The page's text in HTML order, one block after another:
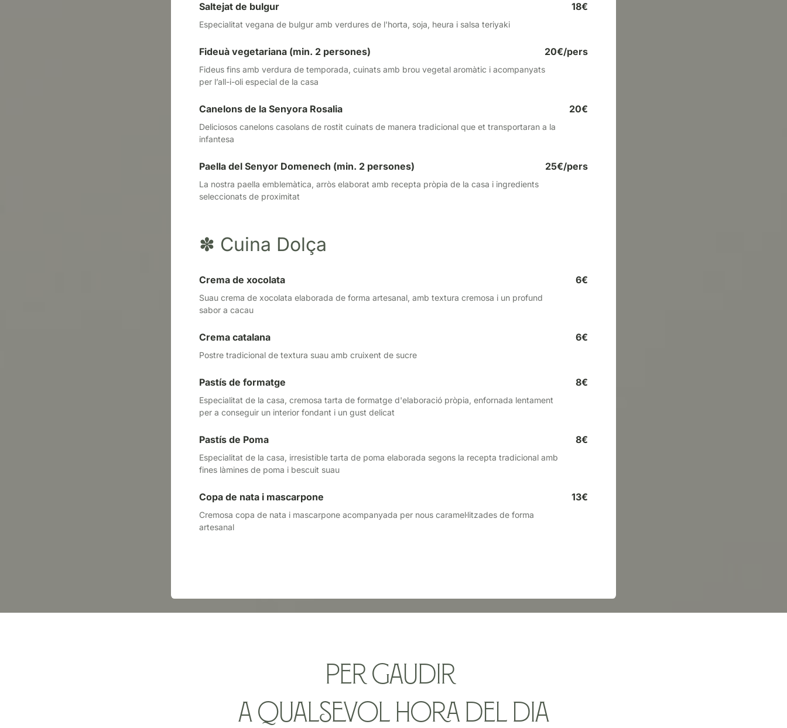
Saltejat de bulgur 18€
Especialitat vegana de bulgur amb verdures de l'horta, soja, heura i salsa teriyaki
Fideuà vegetariana (min. 2 persones) 20€/pers
Fideus fins amb verdura de temporada, cuinats amb brou vegetal aromàtic i acompanyats
per l’all-i-oli especial de la casa
Canelons de la Senyora Rosalia 20€
Deliciosos canelons casolans de rostit cuinats de manera tradicional que et transportaran a la
infantesa
Paella del Senyor Domenech (min. 2 persones) 25€/pers
La nostra paella emblemàtica, arròs elaborat amb recepta pròpia de la casa i ingredients
seleccionats de proximitat
✽ Cuina Dolça
Crema de xocolata 6€
Suau crema de xocolata elaborada de forma artesanal, amb textura cremosa i un profund
sabor a cacau
Crema catalana 6€
Postre tradicional de textura suau amb cruixent de sucre
Pastís de formatge 8€
Especialitat de la casa, cremosa tarta de formatge d'elaboració pròpia, enfornada lentament
per a conseguir un interior fondant i un gust delicat
Pastís de Poma 8€
Especialitat de la casa, irresistible tarta de poma elaborada segons la recepta tradicional amb
fines làmines de poma i bescuit suau
Copa de nata i mascarpone 13€
Cremosa copa de nata i mascarpone acompanyada per nous caramel·litzades de forma
artesanal
per gaudir
a qualsevol hora del dia